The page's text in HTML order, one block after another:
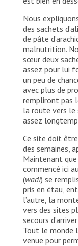
Nous
des sachets
de pâte
malnutrition.
sœur deux
assez pour lui
un peu de
avec plus de
rempliront pas
la route vers le
assez
Ce site doit
des semaines,
Maintenant
commencé ici
(wadi) se
pris en étau,
l’autre, la
vers des sites
secours
Tout le monde
venue pour